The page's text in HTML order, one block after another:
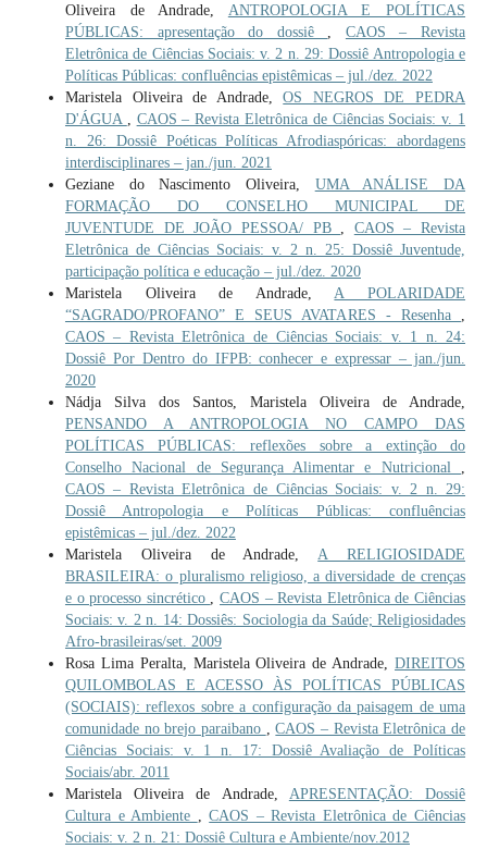
Oliveira de Andrade, ANTROPOLOGIA E POLÍTICAS
PÚBLICAS: apresentação do dossiê
CAOS – Revista
Eletrônica de Ciências Sociais: v. 2 n. 29: Dossiê Antropologia e
Políticas Públicas: confluências epistêmicas – jul./dez. 2022
Maristela Oliveira de Andrade,OS NEGROS DE PEDRA
D'ÁGUA
CAOS – Revista Eletrônica de Ciências Sociais: v. 1
n. 26: Dossiê Poéticas Políticas Afrodiaspóricas: abordagens
interdisciplinares – jan./jun. 2021
Geziane do Nascimento Oliveira, UMA ANÁLISE DA
FORMAÇÃO DO CONSELHO MUNICIPAL DE
JUVENTUDE DE JOÃO PESSOA/ PB
CAOS – Revista
Eletrônica de Ciências Sociais: v. 2 n. 25: Dossiê Juventude,
participação política e educação – jul./dez. 2020
Maristela Oliveira de Andrade, A POLARIDADE
“SAGRADO/PROFANO” E SEUS AVATARES - Resenha
CAOS – Revista Eletrônica de Ciências Sociais: v. 1 n. 24:
Dossiê Por Dentro do IFPB: conhecer e expressar – jan./jun.
2020
Nádja Silva dos Santos, Maristela Oliveira de Andrade,
PENSANDO A ANTROPOLOGIA NO CAMPO DAS
POLÍTICAS PÚBLICAS: reflexões sobre a extinção do
Conselho Nacional de Segurança Alimentar e Nutricional
CAOS – Revista Eletrônica de Ciências Sociais: v. 2 n. 29:
Dossiê Antropologia e Políticas Públicas: confluências
epistêmicas – jul./dez. 2022
Maristela Oliveira de Andrade, A RELIGIOSIDADE
BRASILEIRA: o pluralismo religioso, a diversidade de crenças
e o processo sincrético
,CAOS – Revista Eletrônica de Ciências
Sociais: v. 2 n. 14: Dossiês: Sociologia da Saúde; Religiosidades
Afro-brasileiras/set. 2009
Rosa Lima Peralta, Maristela Oliveira de Andrade,DIREITOS
QUILOMBOLAS E ACESSO ÀS POLÍTICAS PÚBLICAS
(SOCIAIS): reflexos sobre a configuração da paisagem de uma
comunidade no brejo paraibano
,CAOS – Revista Eletrônica de
Ciências Sociais: v. 1 n. 17: Dossiê Avaliação de Políticas
Sociais/abr. 2011
Maristela Oliveira de Andrade, APRESENTAÇÃO: Dossiê
Cultura e Ambiente
,CAOS – Revista Eletrônica de Ciências
Sociais: v. 2 n. 21: Dossiê Cultura e Ambiente/nov.2012